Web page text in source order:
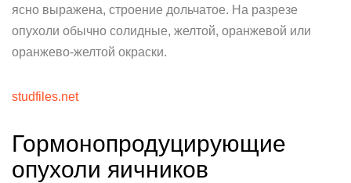
ясно выражена, строение дольчатое. На разрезе
опухоли обычно солидные, желтой, оранжевой или
оранжево-желтой окраски.
studfiles.net
Гормонопродуцирующие
опухоли яичников